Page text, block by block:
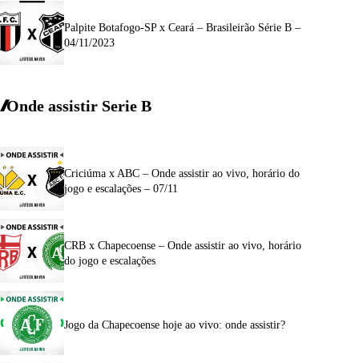
Palpite Botafogo-SP x Ceará – Brasileirão Série B –
04/11/2023
Onde assistir Serie B
Criciúma x ABC – Onde assistir ao vivo, horário do
jogo e escalações – 07/11
CRB x Chapecoense – Onde assistir ao vivo, horário
do jogo e escalações
Jogo da Chapecoense hoje ao vivo: onde assistir?